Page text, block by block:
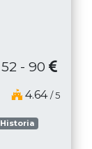
52 - 90
4.64 / 5
Historia